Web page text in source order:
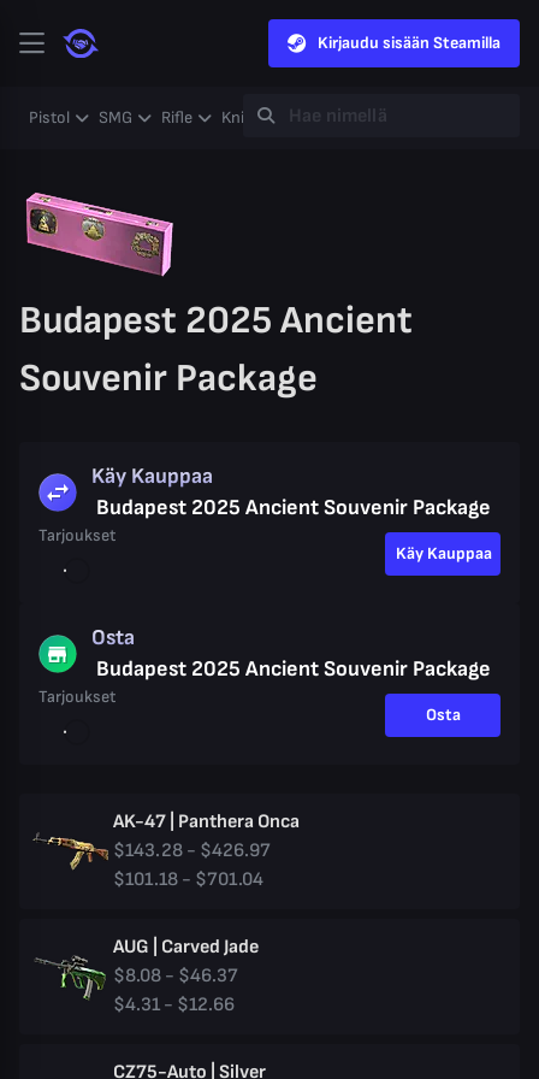
Kirjaudu sisään Steamilla
Pistol SMG Rifle Knife Gloves Heavy
Budapest 2025 Ancient
Souvenir Package
Käy Kauppaa
Budapest 2025 Ancient Souvenir Package
Tarjoukset
Käy Kauppaa
Osta
Budapest 2025 Ancient Souvenir Package
Tarjoukset
Osta
AK-47 | Panthera Onca
$143.28 - $426.97
$101.18 - $701.04
AUG | Carved Jade
$8.08 - $46.37
$4.31 - $12.66
CZ75-Auto | Silver